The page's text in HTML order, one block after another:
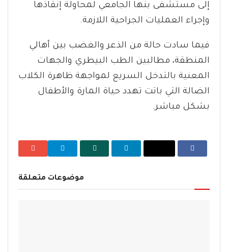
إلى مستشفى بنها الجامعي لمحاولة إنقاذها
وإجراء العمليات الجراحية اللازمة.
​فيما سادت حالة من الذعر والغضب بين أهالي
المنطقة، مطالبين الطب البيطري والجهات
المعنية بالتدخل السريع لمواجهة ظاهرة الكلاب
الضالة التي باتت تهدد حياة المارة والأطفال
بشكل مباشر.
موضوعات متعلقة